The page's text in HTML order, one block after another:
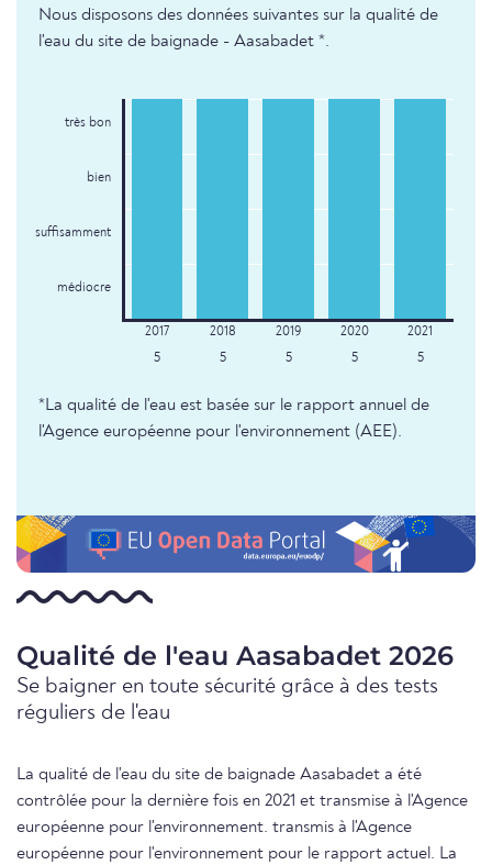
Nous disposons des données suivantes sur la qualité de
l'eau du site de baignade - Aasabadet *.
très bon
bien
suffisamment
médiocre
5 5 5 5 5
*La qualité de l'eau est basée sur le rapport annuel de
l'Agence européenne pour l'environnement (AEE).
Qualité de l'eau Aasabadet 2026
Se baigner en toute sécurité grâce à des tests
réguliers de l'eau
La qualité de l'eau du site de baignade Aasabadet a été
contrôlée pour la dernière fois en 2021 et transmise à l'Agence
européenne pour l'environnement. transmis à l'Agence
européenne pour l'environnement pour le rapport actuel. La